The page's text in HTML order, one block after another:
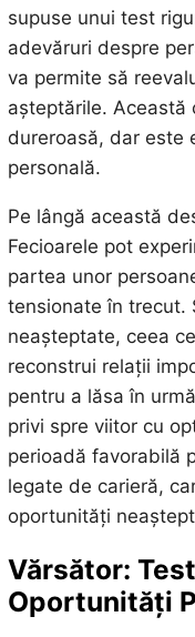
supuse unui test
adevăruri despre
va permite să
așteptările. Această
dureroasă, dar este
personală.
Pe lângă această
Fecioarele pot
partea unor
tensionate în trecut.
neașteptate, ceea
reconstrui relații
pentru a lăsa în
privi spre viitor cu
perioadă favorabilă
legate de carieră,
oportunități
Vărsător:
Oportunități